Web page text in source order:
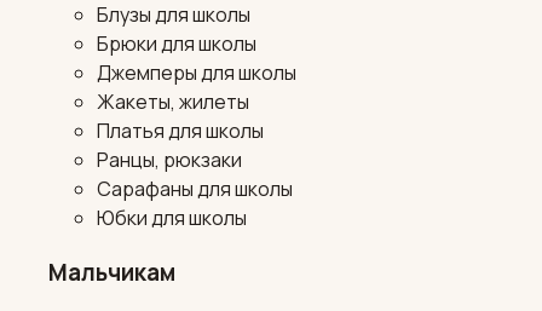
Блузы для школы
Брюки для школы
Джемперы для школы
Жакеты, жилеты
Платья для школы
Ранцы, рюкзаки
Сарафаны для школы
Юбки для школы
Мальчикам